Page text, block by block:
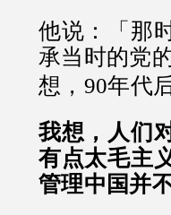
他说：「那
承当时的党
想，90年代
我想，人们
有点太毛主
管理中国并